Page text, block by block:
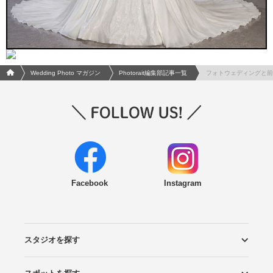
フォトウエディング/結婚写真のPhotorait ホーム
Wedding Photo マガジン Photorait編集部記事一覧 フォトウェディングと
Facebook Instagram
スタジオを探す